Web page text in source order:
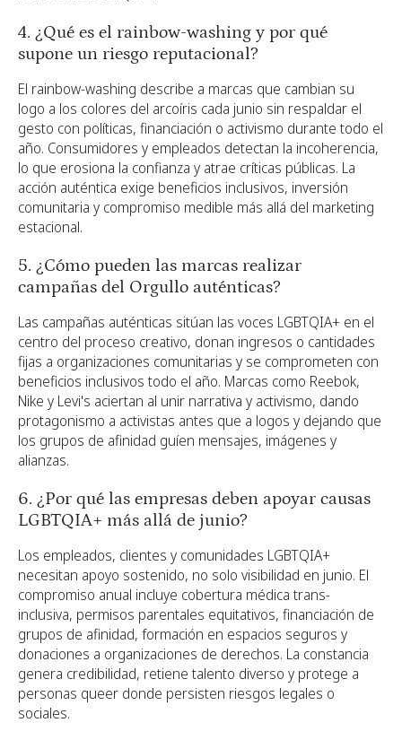
4. ¿Qué es el rainbow-washing y por qué
supone un riesgo reputacional?
El rainbow-washing describe a marcas que cambian su
logo a los colores del arcoíris cada junio sin respaldar el
gesto con políticas, financiación o activismo durante todo el
año. Consumidores y empleados detectan la incoherencia,
lo que erosiona la confianza y atrae críticas públicas. La
acción auténtica exige beneficios inclusivos, inversión
comunitaria y compromiso medible más allá del marketing
estacional.
5. ¿Cómo pueden las marcas realizar
campañas del Orgullo auténticas?
Las campañas auténticas sitúan las voces LGBTQIA+ en el
centro del proceso creativo, donan ingresos o cantidades
fijas a organizaciones comunitarias y se comprometen con
beneficios inclusivos todo el año. Marcas como Reebok,
Nike y Levi's aciertan al unir narrativa y activismo, dando
protagonismo a activistas antes que a logos y dejando que
los grupos de afinidad guíen mensajes, imágenes y
alianzas.
6. ¿Por qué las empresas deben apoyar causas
LGBTQIA+ más allá de junio?
Los empleados, clientes y comunidades LGBTQIA+
necesitan apoyo sostenido, no solo visibilidad en junio. El
compromiso anual incluye cobertura médica trans-
inclusiva, permisos parentales equitativos, financiación de
grupos de afinidad, formación en espacios seguros y
donaciones a organizaciones de derechos. La constancia
genera credibilidad, retiene talento diverso y protege a
personas queer donde persisten riesgos legales o
sociales.